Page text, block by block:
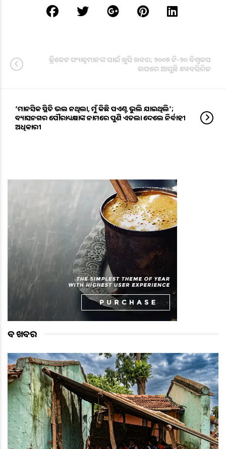
କ୍ରିକେଟ ଫ୍ୟାନ୍ସମାନଙ୍କ ପାଇଁ ଖୁସି ଖବର; ୨୦୦୭ ଟି-୨୦ ବିଶ୍ୱକପ
ଉପରେ ଆସୁଛି ୱେବସିରିଜ
‘ମାନସିକ ସ୍ଥିତି ଭଲ ନଥିଲା, ମୁଁ କିଛି ପଏଣ୍ଟ ଭୁଲି ଯାଇଥିଲି’;
ବ୍ୟାସନଗର ପୌରାଧ୍ୟକ୍ଷାଙ୍କ ନାମରେ ପୁଣି ଏତଲା ଦେଲେ ନିର୍ବାହୀ
ଅଧିକାରୀ
ବଡ ଖବର